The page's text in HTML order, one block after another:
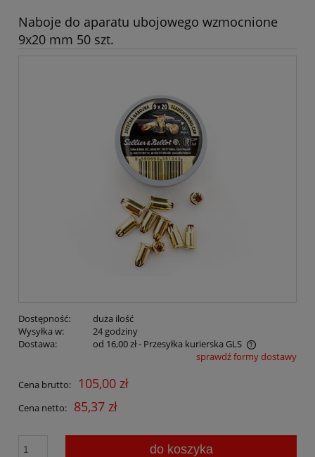
Naboje do aparatu ubojowego wzmocnione
9x20 mm 50 szt.
Dostępność:
duża ilość
Wysyłka w:
24 godziny
Dostawa:
od 16,00 zł- Przesyłka kurierska GLS
Cena nie zawiera ewentualnych kosztów płatnościsprawdź formy dostawy
Cena brutto: 105,00 zł
Cena netto: 85,37 zł
do koszyka